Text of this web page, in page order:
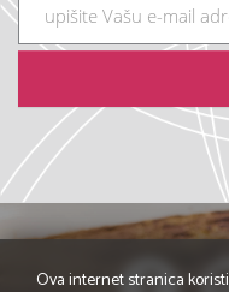
Ova internet stranica koristi